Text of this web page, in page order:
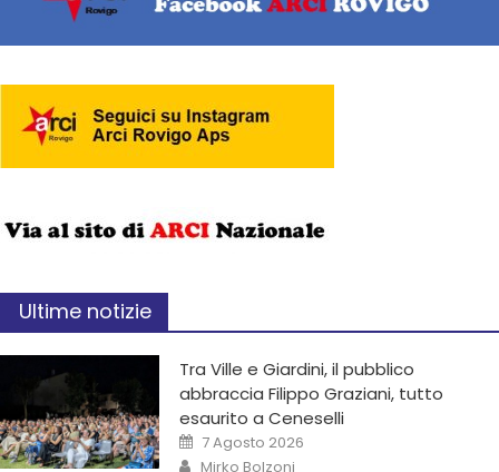
Ultime notizie
Tra Ville e Giardini, il pubblico
abbraccia Filippo Graziani, tutto
esaurito a Ceneselli
7 Agosto 2026
Mirko Bolzoni